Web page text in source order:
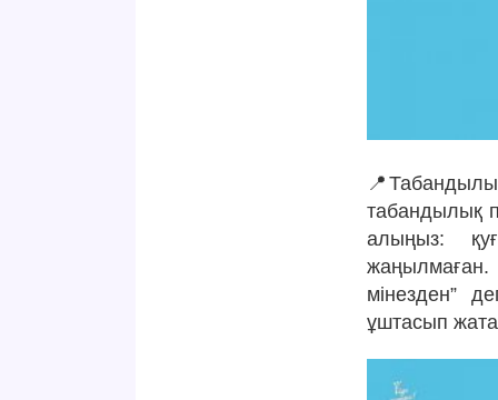
табандылық
алыңыз:
жаңылмаған.
мінезден”
ұштасып